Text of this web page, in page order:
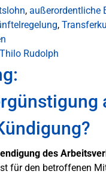
, außerordentliche
,
Thilo Rudolph
des
für den betroffenen